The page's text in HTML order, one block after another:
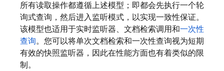
所有读取操作都遵循上述模型；即都会先执行一个轮
询式查询，然后进入监听模式，以实现一致性保证。
该模型也适用于实时监听器、文档检索调用和一次性
查询。您可以将单次文档检索和一次性查询视为短期
有效的快照监听器，因此在性能方面也有着类似的限
制。